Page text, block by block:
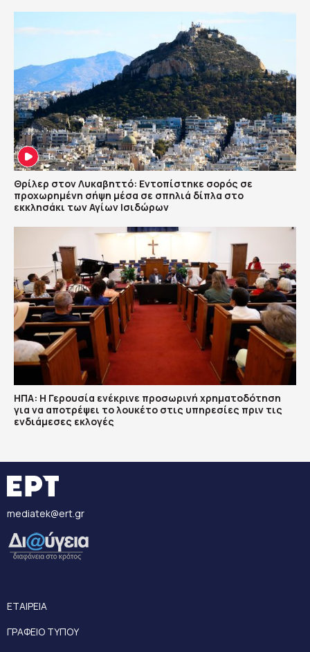
Θρίλερ στον Λυκαβηττό: Εντοπίστηκε σορός σε
προχωρημένη σήψη μέσα σε σπηλιά δίπλα στο
εκκλησάκι των Αγίων Ισιδώρων
ΗΠΑ: Η Γερουσία ενέκρινε προσωρινή χρηματοδότηση
για να αποτρέψει το λουκέτο στις υπηρεσίες πριν τις
ενδιάμεσες εκλογές
mediatek@ert.gr
ΕΤΑΙΡΕΙΑ
ΓΡΑΦΕΙΟ ΤΥΠΟΥ